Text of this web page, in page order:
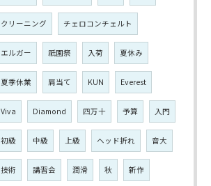
クリーニング チェロコンチェルト
エルガー 祇園祭 入荷 夏休み
夏季休業 肩当て KUN Everest
Viva Diamond 四万十 予算 入門
初級 中級 上級 ヘッド折れ 音大
技術 講習会 潤滑 秋 新作